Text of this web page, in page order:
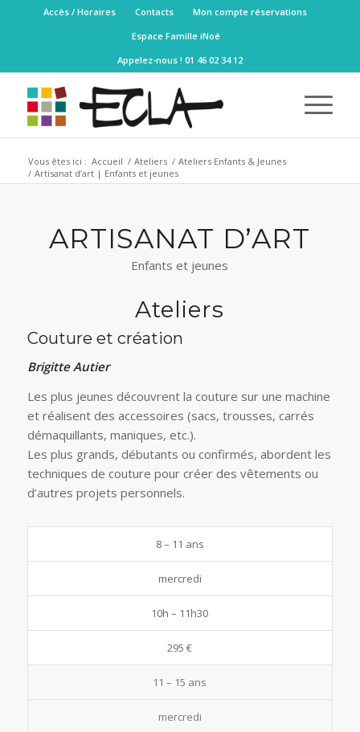
Accès / Horaires Contacts
Mon compte réservations
Espace Famille iNoé
Appelez-nous ! 01 46 02 34 12
Vous êtes ici : Accueil / Ateliers / Ateliers Enfants & Jeunes
/ Artisanat d’art | Enfants et jeunes
ARTISANAT D’ART
Enfants et jeunes
Ateliers
Couture et création
Brigitte Autier
Les plus jeunes découvrent la couture sur une machine
et réalisent des accessoires (sacs, trousses, carrés
démaquillants, maniques, etc.).
Les plus grands, débutants ou confirmés, abordent les
techniques de couture pour créer des vêtements ou
d’autres projets personnels.
8 – 11 ans
mercredi
10h – 11h30
295 €
11 – 15 ans
mercredi